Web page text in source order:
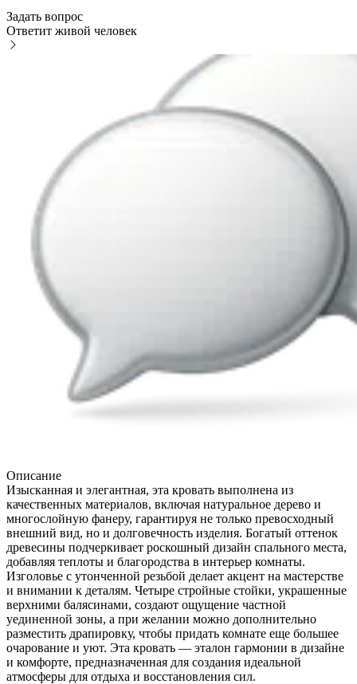
Задать вопрос
Ответит живой человек
Описание
Изысканная и элегантная, эта кровать выполнена из
качественных материалов, включая натуральное дерево и
многослойную фанеру, гарантируя не только превосходный
внешний вид, но и долговечность изделия. Богатый оттенок
древесины подчеркивает роскошный дизайн спального места,
добавляя теплоты и благородства в интерьер комнаты.
Изголовье с утонченной резьбой делает акцент на мастерстве
и внимании к деталям. Четыре стройные стойки, украшенные
верхними балясинами, создают ощущение частной
уединенной зоны, а при желании можно дополнительно
разместить драпировку, чтобы придать комнате еще большее
очарование и уют. Эта кровать — эталон гармонии в дизайне
и комфорте, предназначенная для создания идеальной
атмосферы для отдыха и восстановления сил.